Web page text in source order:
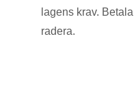
lagens krav.
radera.